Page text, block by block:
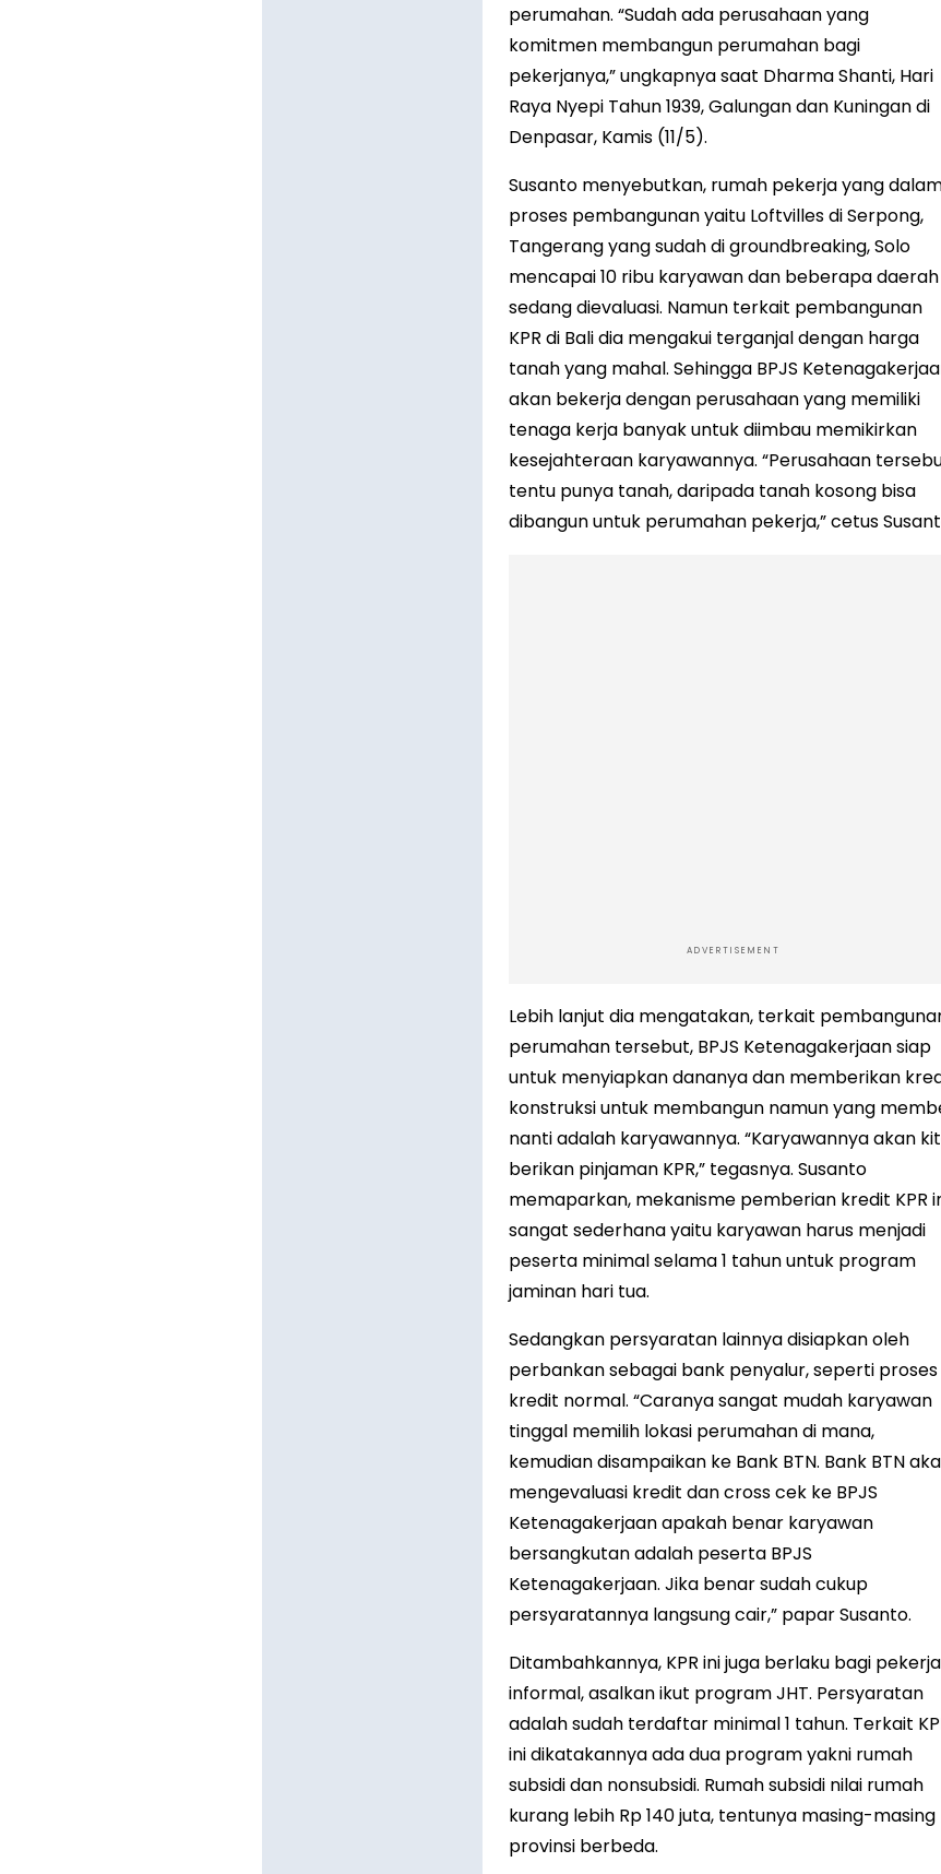
perumahan. “Sudah ada perusahaan yang
komitmen membangun perumahan bagi
pekerjanya,” ungkapnya saat Dharma Shanti, Hari
Raya Nyepi Tahun 1939, Galungan dan Kuningan di
Denpasar, Kamis (11/5).
Susanto menyebutkan, rumah pekerja yang
proses pembangunan yaitu Loftvilles di Serpong,
Tangerang yang sudah di groundbreaking, Solo
mencapai 10 ribu karyawan dan beberapa daerah
sedang dievaluasi. Namun terkait pembangunan
KPR di Bali dia mengakui terganjal dengan harga
tanah yang mahal. Sehingga BPJS
akan bekerja dengan perusahaan yang memiliki
tenaga kerja banyak untuk diimbau memikirkan
kesejahteraan karyawannya. “Perusahaan
tentu punya tanah, daripada tanah kosong bisa
dibangun untuk perumahan pekerja,” cetus
ADVERTISEMENT
Lebih lanjut dia mengatakan, terkait
perumahan tersebut, BPJS Ketenagakerjaan siap
untuk menyiapkan dananya dan memberikan
konstruksi untuk membangun namun yang
nanti adalah karyawannya. “Karyawannya akan
berikan pinjaman KPR,” tegasnya. Susanto
memaparkan, mekanisme pemberian kredit KPR
sangat sederhana yaitu karyawan harus menjadi
peserta minimal selama 1 tahun untuk program
jaminan hari tua.
Sedangkan persyaratan lainnya disiapkan oleh
perbankan sebagai bank penyalur, seperti proses
kredit normal. “Caranya sangat mudah karyawan
tinggal memilih lokasi perumahan di mana,
kemudian disampaikan ke Bank BTN. Bank BTN
mengevaluasi kredit dan cross cek ke BPJS
Ketenagakerjaan apakah benar karyawan
bersangkutan adalah peserta BPJS
Ketenagakerjaan. Jika benar sudah cukup
persyaratannya langsung cair,” papar Susanto.
Ditambahkannya, KPR ini juga berlaku bagi pekerja
informal, asalkan ikut program JHT. Persyaratan
adalah sudah terdaftar minimal 1 tahun. Terkait
ini dikatakannya ada dua program yakni rumah
subsidi dan nonsubsidi. Rumah subsidi nilai rumah
kurang lebih Rp 140 juta, tentunya masing-masing
provinsi berbeda.